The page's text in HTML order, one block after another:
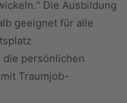
Die Ausbildung
geeignet für alle
persönlichen
Traumjob-